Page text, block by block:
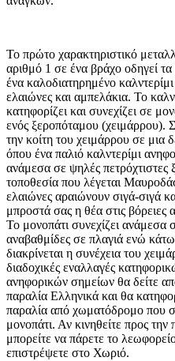
Το πρώτο χαρακτηριστικό
αριθμό 1 σε ένα βράχο οδηγεί
ένα καλοδιατηρημένο
ελαιώνες και αμπελάκια. Το
κατηφορίζει και συνεχίζει σε
ενός ξεροπόταμου (χειμάρρου).
την κοίτη του χειμάρρου σε μια
όπου ένα παλιό καλντερίμι
ανάμεσα σε ψηλές πετρόχτιστες
τοποθεσία που λέγεται
ελαιώνες αραιώνουν σιγά-σιγά
μπροστά σας η θέα στις βόρειες
Το μονοπάτι συνεχίζει ανάμεσα
αναβαθμίδες σε πλαγιά ενώ
διακρίνεται η συνέχεια του
διαδοχικές εναλλαγές
ανηφορικών σημείων θα δείτε
παραλία Ελληνικά και θα
παραλία από χωματόδρομο που
μονοπάτι. Αν κινηθείτε προς
μπορείτε να πάρετε το
επιστρέψετε στο Χωριό.